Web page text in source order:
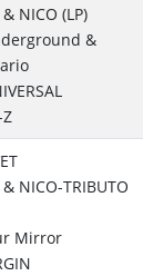
& NICO (LP)
&
NICO-TRIBUTO
Mirror